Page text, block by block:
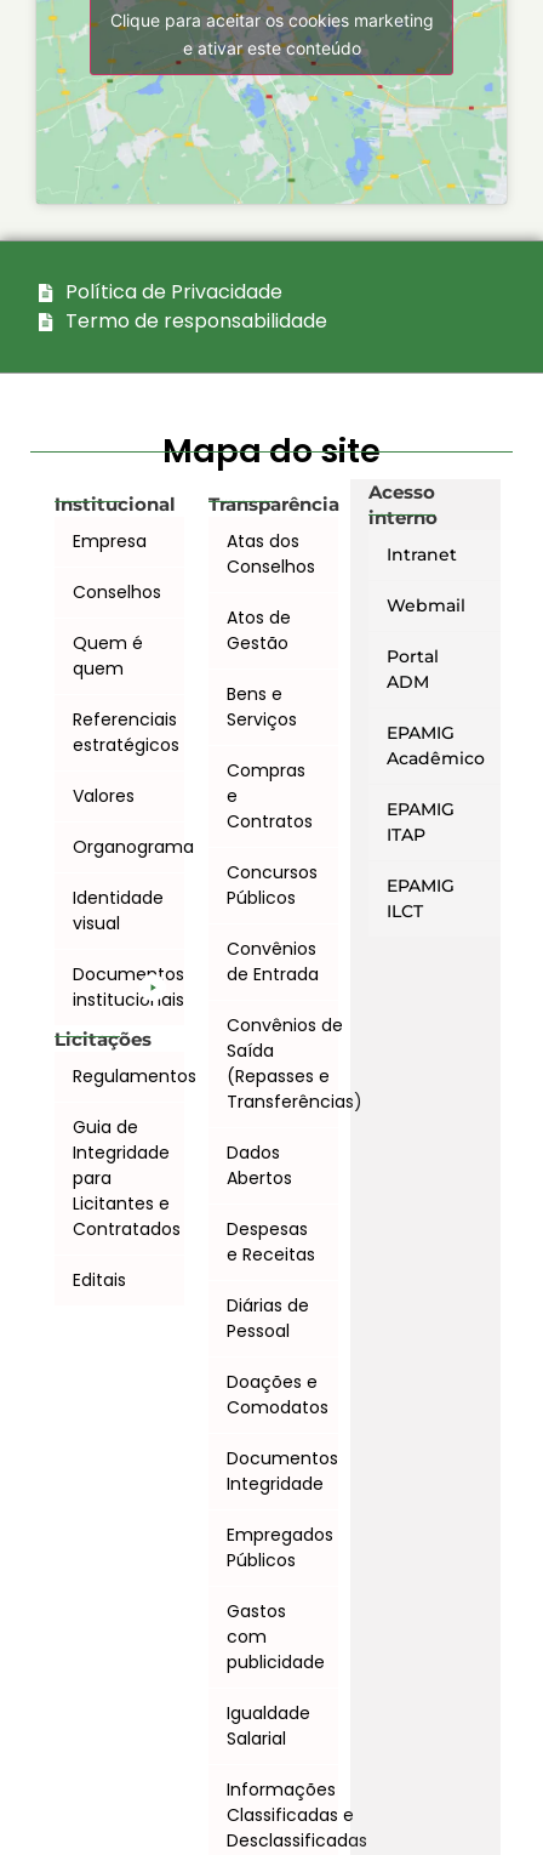
Clique para aceitar os cookies marketing
e ativar este conteúdo
Política de Privacidade
Termo de responsabilidade
Mapa do site
Institucional
Empresa
Conselhos
Quem é
quem
Referenciais
estratégicos
Valores
Organograma
Identidade
visual
Documentos
institucionais
Licitações
Regulamentos
Guia de
Integridade
para
Licitantes e
Contratados
Editais
Transparência
Atas dos
Conselhos
Atos de
Gestão
Bens e
Serviços
Compras
e
Contratos
Concursos
Públicos
Convênios
de Entrada
Convênios de
Saída
(Repasses e
Transferências)
Dados
Abertos
Despesas
e Receitas
Diárias de
Pessoal
Doações e
Comodatos
Documentos
Integridade
Empregados
Públicos
Gastos
com
publicidade
Igualdade
Salarial
Informações
Classificadas e
Desclassificadas
Acesso
interno
Intranet
Webmail
Portal
ADM
EPAMIG
Acadêmico
EPAMIG
ITAP
EPAMIG
ILCT